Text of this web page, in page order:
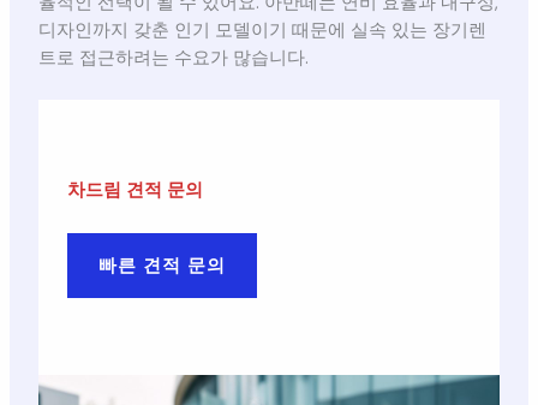
디자인까지 갖춘 인기 모델이기 때문에 실속 있는 장기렌
트로 접근하려는 수요가 많습니다.
차드림 견적 문의
빠른 견적 문의